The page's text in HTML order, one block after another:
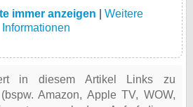
immer anzeigen
Weitere
Informationen
in diesem Artikel Links zu
Amazon, Apple TV, WOW,